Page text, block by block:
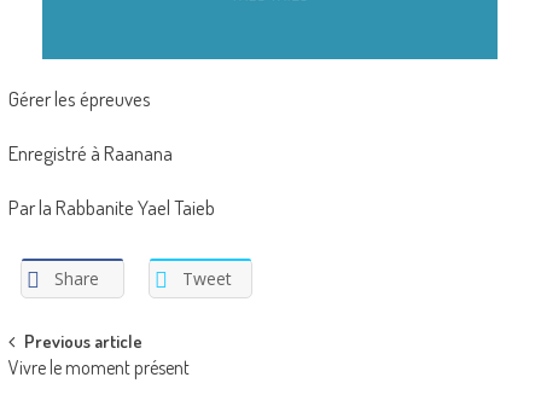
Gérer les épreuves
Enregistré à Raanana
Par la Rabbanite Yael Taieb
Share Tweet
Post
navigation
Previous article
Vivre le moment présent